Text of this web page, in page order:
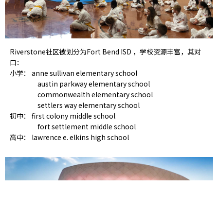
Riverstone社区被划分为Fort Bend ISD ，学校资源丰富，其对
口：
小学： anne sullivan elementary school
austin parkway elementary school
commonwealth elementary school
settlers way elementary school
初中： first colony middle school
fort settlement middle school
高中： lawrence e. elkins high school